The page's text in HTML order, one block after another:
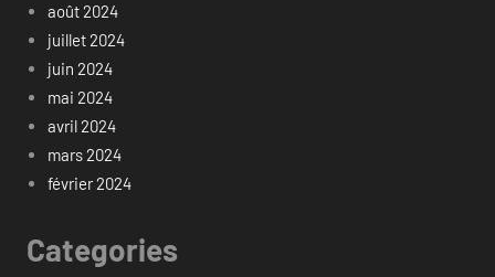
août 2024
juillet 2024
juin 2024
mai 2024
avril 2024
mars 2024
février 2024
Categories